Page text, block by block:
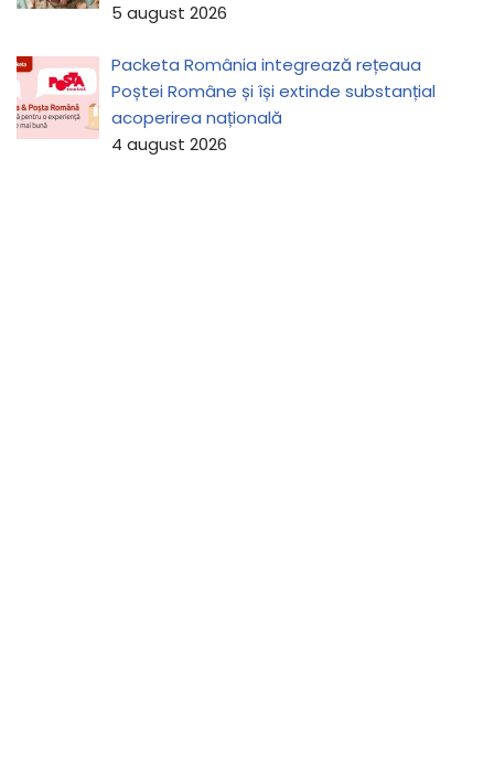
5 august 2026
Packeta România integrează rețeaua
Poștei Române și își extinde substanțial
acoperirea națională
4 august 2026